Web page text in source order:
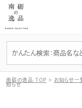
南砺の逸品 TOP > お知らせ一
知らせ